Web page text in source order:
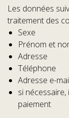
Les données
traitement des
Sexe
Prénom et
Adresse
Téléphone
Adresse e-
si
paiement